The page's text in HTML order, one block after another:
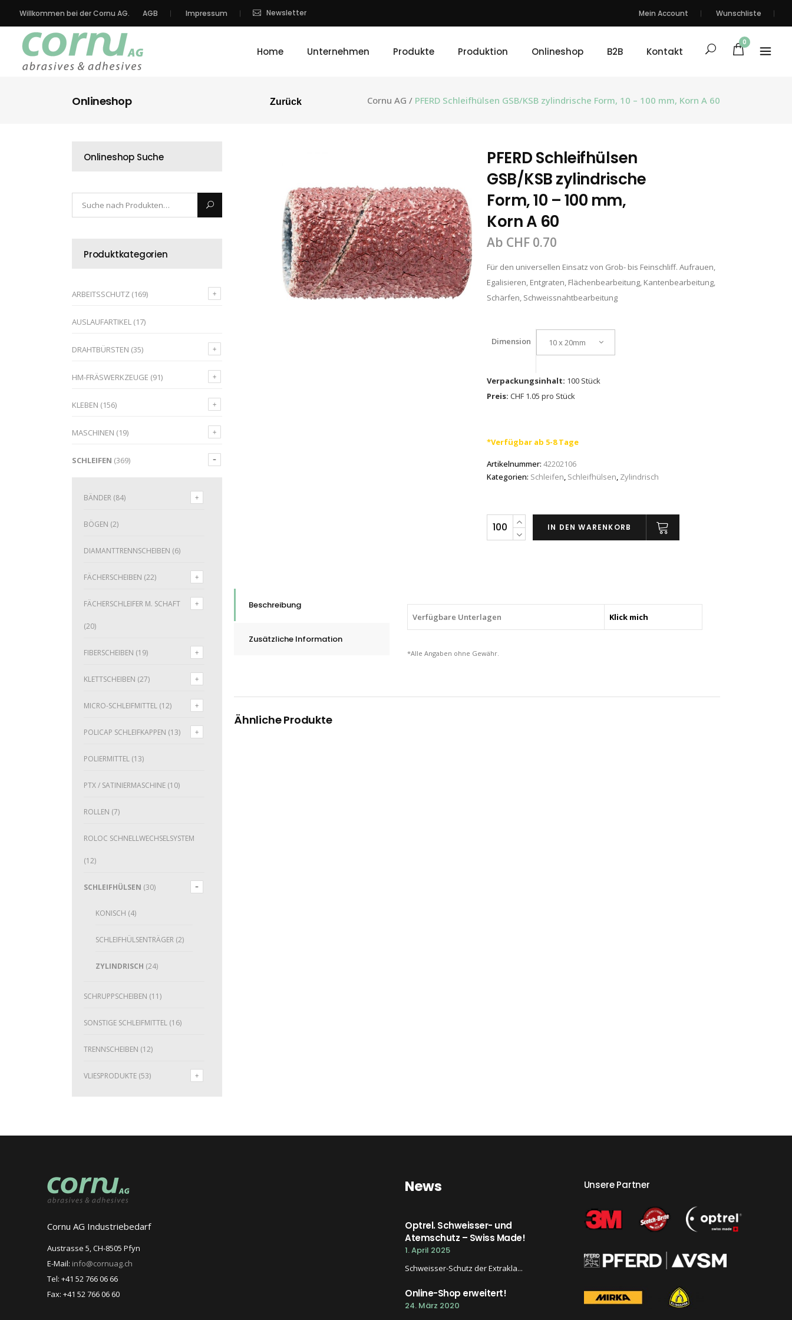
Willkommen bei der Cornu AG. AGB Impressum Newsletter Mein Account Wunschliste
Home Unternehmen Produkte Produktion Onlineshop B2B Kontakt
0
Onlineshop Cornu AG / PFERD Schleifhülsen GSB/KSB zylindrische Form, 10 – 100 mm, Korn A 60
Zurück
Onlineshop Suche
Produktkategorien
ARBEITSSCHUTZ (169)
AUSLAUFARTIKEL (17)
DRAHTBÜRSTEN (35)
HM-FRÄSWERKZEUGE (91)
KLEBEN (156)
MASCHINEN (19)
SCHLEIFEN (369)
BÄNDER (84)
BÖGEN (2)
DIAMANTTRENNSCHEIBEN (6)
FÄCHERSCHEIBEN (22)
FÄCHERSCHLEIFER M. SCHAFT
(20)
FIBERSCHEIBEN (19)
KLETTSCHEIBEN (27)
MICRO-SCHLEIFMITTEL (12)
POLICAP SCHLEIFKAPPEN (13)
POLIERMITTEL (13)
PTX / SATINIERMASCHINE (10)
ROLLEN (7)
ROLOC SCHNELLWECHSELSYSTEM
(12)
SCHLEIFHÜLSEN (30)
KONISCH (4)
SCHLEIFHÜLSENTRÄGER (2)
ZYLINDRISCH (24)
SCHRUPPSCHEIBEN (11)
SONSTIGE SCHLEIFMITTEL (16)
TRENNSCHEIBEN (12)
VLIESPRODUKTE (53)
PFERD Schleifhülsen
GSB/KSB zylindrische
Form, 10 – 100 mm,
Korn A 60
Ab CHF 0.70
Für den universellen Einsatz von Grob- bis Feinschliff. Aufrauen,
Egalisieren, Entgraten, Flächenbearbeitung, Kantenbearbeitung,
Schärfen, Schweissnahtbearbeitung
Dimension 10 x 20mm
Verpackungsinhalt: 100 Stück
Preis: CHF 1.05 pro Stück
*Verfügbar ab 5-8 Tage
Artikelnummer: 42202106
Kategorien: Schleifen, Schleifhülsen, Zylindrisch
PFERD
Schleifhülsen
-
100
Korn
IN DEN WARENKORB
Beschreibung
Zusätzliche Information
Verfügbare Unterlagen Klick mich
*Alle Angaben ohne Gewähr.
Ähnliche Produkte
Cornu AG Industriebedarf
Austrasse 5, CH-8505 Pfyn
E-Mail: info@cornuag.ch
Tel: +41 52 766 06 66
Fax: +41 52 766 06 60
News
Optrel. Schweisser- und
Atemschutz – Swiss Made!
1. April 2025
Schweisser-Schutz der Extrakla...
Online-Shop erweitert!
24. März 2020
Unsere Partner